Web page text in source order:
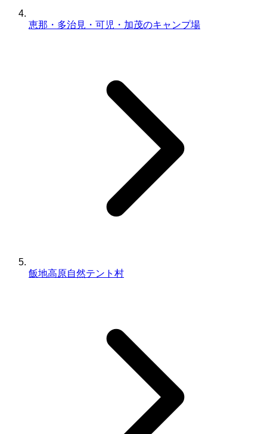
恵那・多治見・可児・加茂のキャンプ場
飯地高原自然テント村